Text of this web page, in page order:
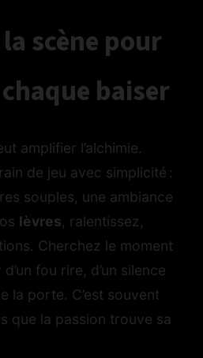
scène pour
baiser
amplifier l’alchimie.
de jeu avec simplicité :
souples, une ambiance
lèvres, ralentissez,
Cherchez le moment
fou rire, d’un silence
la porte. C’est souvent
que la passion trouve sa